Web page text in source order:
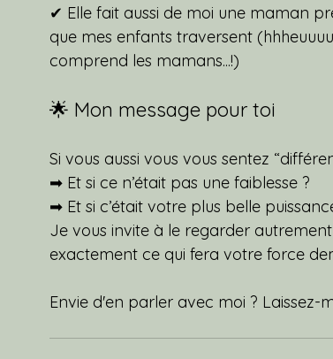
✔ Elle fait aussi de moi une maman
que mes enfants traversent
comprend les mamans...!)
🌟 Mon message pour toi
Si vous aussi vous vous sentez
➡ Et si ce n’était pas une faiblesse ?
➡ Et si c’était votre plus belle
Je vous invite à le regarder
exactement ce qui fera votre force
Envie d'en parler avec moi ? Laissez-